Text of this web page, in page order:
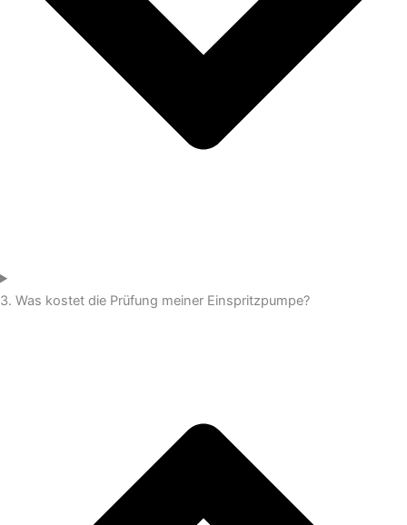
3. Was kostet die Prüfung meiner Einspritzpumpe?